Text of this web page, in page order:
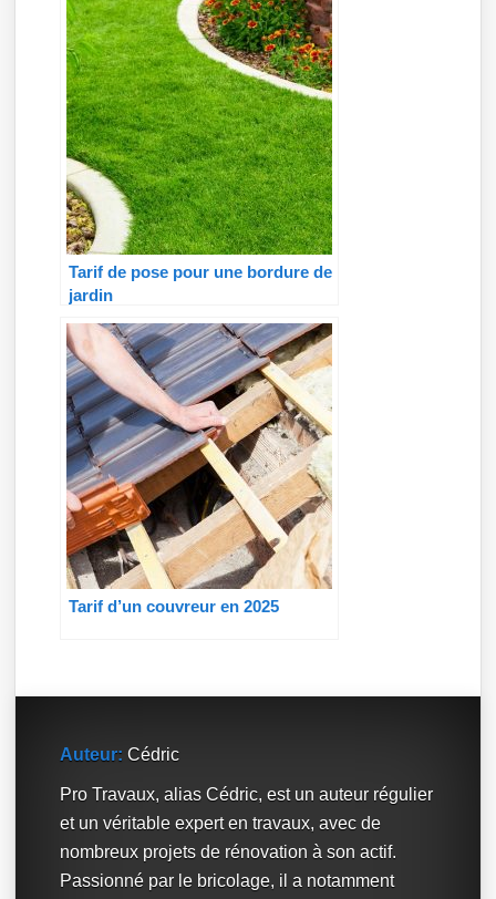
Tarif de pose pour une bordure de
jardin
Tarif d’un couvreur en 2025
Auteur: Cédric
Pro Travaux, alias Cédric, est un auteur régulier
et un véritable expert en travaux, avec de
nombreux projets de rénovation à son actif.
Passionné par le bricolage, il a notamment